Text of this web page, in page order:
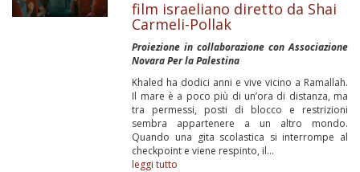
film israeliano diretto da Shai
Carmeli-Pollak
Proiezione in collaborazione con Associazione
Novara Per la Palestina
Khaled ha dodici anni e vive vicino a Ramallah.
Il mare è a poco più di un’ora di distanza, ma
tra permessi, posti di blocco e restrizioni
sembra appartenere a un altro mondo.
Quando una gita scolastica si interrompe al
checkpoint e viene respinto, il...
leggi tutto